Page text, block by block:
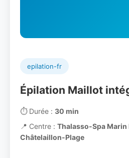
epilation-fr
Épilation Maillot
⏱️Durée : 30 min
📍 Centre : Thalasso-Spa Marin
Châtelaillon-Plage